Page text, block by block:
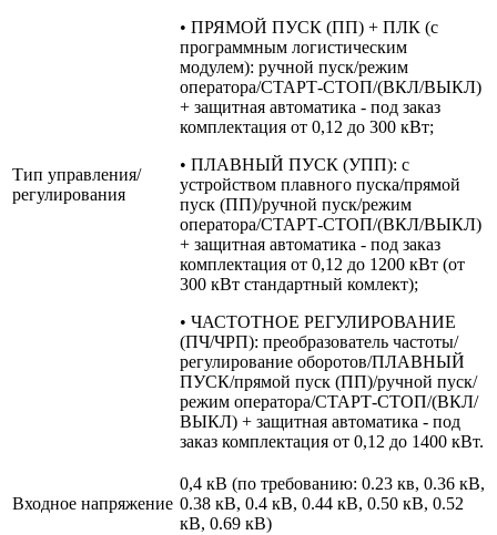
Тип управления/
регулирования
• ПРЯМОЙ ПУСК (ПП) + ПЛК (с
программным логистическим
модулем): ручной пуск/режим
оператора/СТАРТ-СТОП/(ВКЛ/ВЫКЛ)
+ защитная автоматика - под заказ
комплектация от 0,12 до 300 кВт;
• ПЛАВНЫЙ ПУСК (УПП): с
устройством плавного пуска/прямой
пуск (ПП)/ручной пуск/режим
оператора/СТАРТ-СТОП/(ВКЛ/ВЫКЛ)
+ защитная автоматика - под заказ
комплектация от 0,12 до 1200 кВт (от
300 кВт стандартный комлект);
• ЧАСТОТНОЕ РЕГУЛИРОВАНИЕ
(ПЧ/ЧРП): преобразователь частоты/
регулирование оборотов/ПЛАВНЫЙ
ПУСК/прямой пуск (ПП)/ручной пуск/
режим оператора/СТАРТ-СТОП/(ВКЛ/
ВЫКЛ) + защитная автоматика - под
заказ комплектация от 0,12 до 1400 кВт.
Входное напряжение
0,4 кВ (по требованию: 0.23 кв, 0.36 кВ,
0.38 кВ, 0.4 кВ, 0.44 кВ, 0.50 кВ, 0.52
кВ, 0.69 кВ)